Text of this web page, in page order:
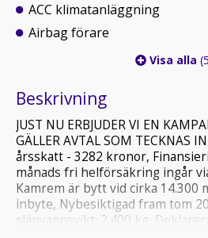
ACC klimatanläggning
Airbag förare
Visa alla
Beskrivning
JUST NU ERBJUDER VI EN
GÄLLER AVTAL SOM TECKNAS
årsskatt - 3282 kronor,
månads fri helförsäkring ingår
Kamrem är bytt vid cirka 14.300
inbyte, Nybesiktigad fram tom
släpvagnsvikt: 2.400 kg,